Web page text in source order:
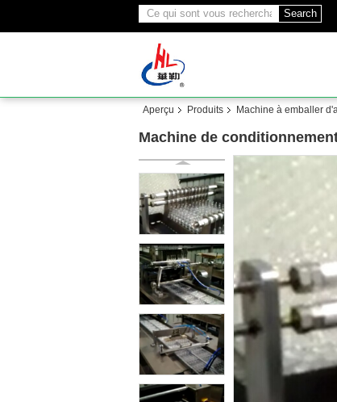
Search
Aperçu Produits Machine à emballer
Machine de